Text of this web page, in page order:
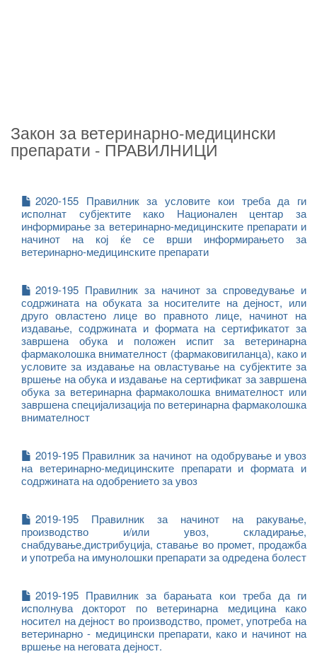
Закон за ветеринарно-медицински
препарати - ПРАВИЛНИЦИ
2020-155 Правилник за условите кои треба да ги
исполнат субјектите како Национален центар за
информирање за ветеринарно-медицинските препарати и
начинот на кој ќе се врши информирањето за
ветеринарно-медицинските препарати
2019-195 Правилник за начинот за спроведување и
содржината на обуката за носителите на дејност, или
друго овластено лице во правното лице, начинот на
издавање, содржината и формата на сертификатот за
завршена обука и положен испит за ветеринарна
фармаколошка внимателност (фармаковигиланца), како и
условите за издавање на овластување на субјектите за
вршење на обука и издавање на сертификат за завршена
обука за ветеринарна фармаколошка внимателност или
завршена специјализација по ветеринарна фармаколошка
внимателност
2019-195 Правилник за начинот на одобрување и увоз
на ветеринарно-медицинските препарати и формата и
содржината на одобрението за увоз
2019-195 Правилник за начинот на ракување,
производство и/или увоз, складирање,
снабдување,дистрибуција, ставање во промет, продажба
и употреба на имунолошки препарати за одредена болест
2019-195 Правилник за барањата кои треба да ги
исполнува докторот по ветеринарна медицина како
носител на дејност во производство, промет, употреба на
ветеринарно - медицински препарати, како и начинот на
вршење на неговата дејност.